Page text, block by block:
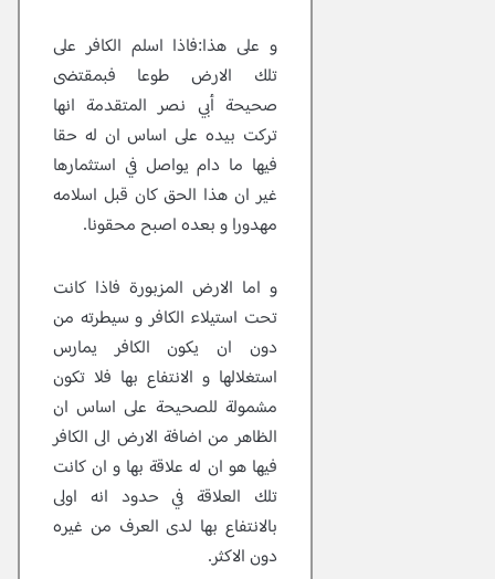
و على هذا:فاذا اسلم الكافر على
تلك الارض طوعا فبمقتضى
صحيحة أبي نصر المتقدمة انها
تركت بيده على اساس ان له حقا
فيها ما دام يواصل في استثمارها
غير ان هذا الحق كان قبل اسلامه
مهدورا و بعده اصبح محقونا.
و اما الارض المزبورة فاذا كانت
تحت استيلاء الكافر و سيطرته من
دون ان يكون الكافر يمارس
استغلالها و الانتفاع بها فلا تكون
مشمولة للصحيحة على اساس ان
الظاهر من اضافة الارض الى الكافر
فيها هو ان له علاقة بها و ان كانت
تلك العلاقة في حدود انه اولى
بالانتفاع بها لدى العرف من غيره
دون الاكثر.